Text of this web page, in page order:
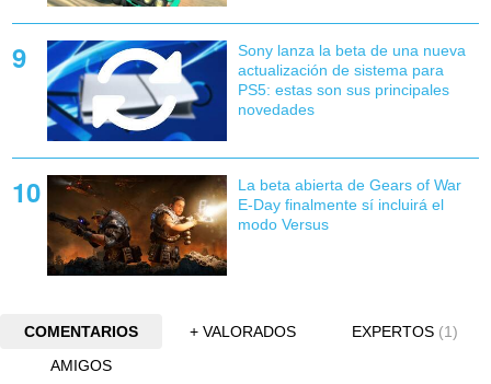
Sony lanza la beta de una nueva
actualización de sistema para
PS5: estas son sus principales
novedades
La beta abierta de Gears of War
E-Day finalmente sí incluirá el
modo Versus
COMENTARIOS + VALORADOS EXPERTOS (1)
AMIGOS